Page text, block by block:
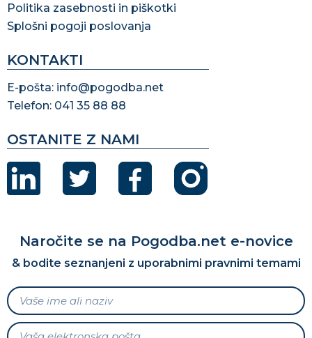
Politika zasebnosti in piškotki
Splošni pogoji poslovanja
KONTAKTI
E-pošta: info@pogodba.net
Telefon: 041 35 88 88
OSTANITE Z NAMI
Naročite se na Pogodba.net e-novice
& bodite seznanjeni z uporabnimi pravnimi temami